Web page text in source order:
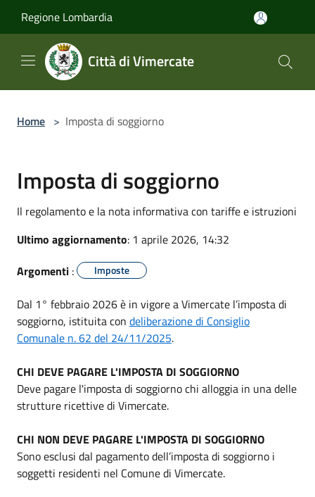
Regione Lombardia
Città di Vimercate
Home > Imposta di soggiorno
Imposta di soggiorno
Il regolamento e la nota informativa con tariffe e istruzioni
Ultimo aggiornamento: 1 aprile 2026, 14:32
Argomenti : Imposte
Dal 1° febbraio 2026 è in vigore a Vimercate l’imposta di
soggiorno, istituita con deliberazione di Consiglio
Comunale n. 62 del 24/11/2025.
CHI DEVE PAGARE L'IMPOSTA DI SOGGIORNO
Deve pagare l'imposta di soggiorno chi alloggia in una delle
strutture ricettive di Vimercate.
CHI NON DEVE PAGARE L'IMPOSTA DI SOGGIORNO
Sono esclusi dal pagamento dell’imposta di soggiorno i
soggetti residenti nel Comune di Vimercate.